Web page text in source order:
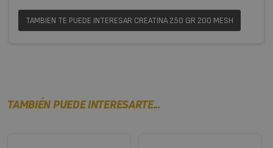
TAMBIEN TE PUEDE INTERESAR CREATINA 250 GR 200 MESH
TAMBIÉN PUEDE INTERESARTE...